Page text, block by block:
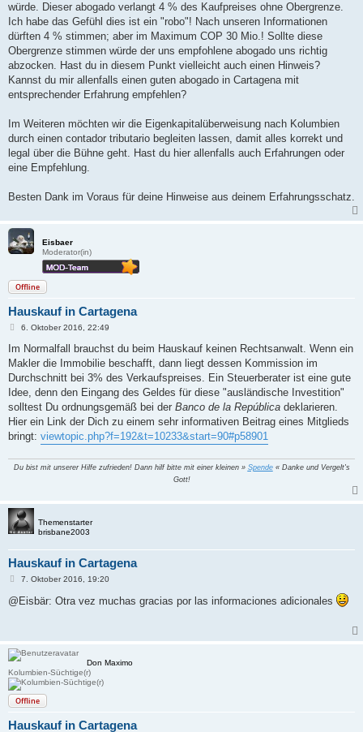
würde. Dieser abogado verlangt 4 % des Kaufpreises ohne Obergrenze.
Ich habe das Gefühl dies ist ein "robo"! Nach unseren Informationen
dürften 4 % stimmen; aber im Maximum COP 30 Mio.! Sollte diese
Obergrenze stimmen würde der uns empfohlene abogado uns richtig
abzocken. Hast du in diesem Punkt vielleicht auch einen Hinweis?
Kannst du mir allenfalls einen guten abogado in Cartagena mit
entsprechender Erfahrung empfehlen?
Im Weiteren möchten wir die Eigenkapitalüberweisung nach Kolumbien
durch einen contador tributario begleiten lassen, damit alles korrekt und
legal über die Bühne geht. Hast du hier allenfalls auch Erfahrungen oder
eine Empfehlung.
Besten Dank im Voraus für deine Hinweise aus deinem Erfahrungsschatz.
Eisbaer
Moderator(in)
Offline
Hauskauf in Cartagena
B
i
r
a
6. Oktober 2016, 22:49
Im Normalfall brauchst du beim Hauskauf keinen Rechtsanwalt. Wenn ein
Makler die Immobilie beschafft, dann liegt dessen Kommission im
Durchschnitt bei 3% des Verkaufspreises. Ein Steuerberater ist eine gute
Idee, denn den Eingang des Geldes für diese "ausländische Investition"
solltest Du ordnungsgemäß bei der Banco de la República deklarieren.
Hier ein Link der Dich zu einem sehr informativen Beitrag eines Mitglieds
bringt: viewtopic.php?f=192&t=10233&start=90#p58901
Du bist mit unserer Hilfe zufrieden! Dann hilf bitte mit einer kleinen » Spende« Danke und Vergelt's
Gott!
Themenstarter
brisbane2003
Hauskauf in Cartagena
B
i
t
7. Oktober 2016, 19:20
@Eisbär: Otra vez muchas gracias por las informaciones adicionales
Don Maximo
Kolumbien-Süchtige(r)
Offline
Hauskauf in Cartagena